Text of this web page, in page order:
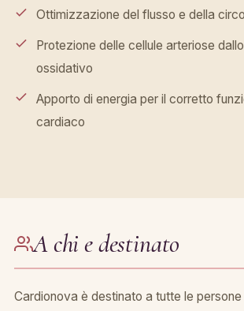
Ottimizzazione del flusso e della
Protezione delle cellule arteriose
ossidativo
Apporto di energia per il corretto
cardiaco
A chi e destinato
Cardionova è destinato a tutte le